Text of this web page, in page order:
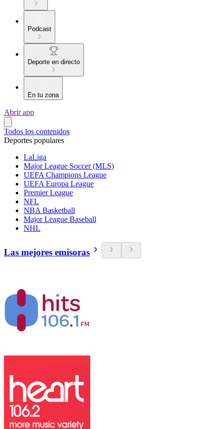
Podcast
Deporte en directo
En tu zona
Abrir app
Todos los contenidos
Deportes populares
LaLiga
Major League Soccer (MLS)
UEFA Champions League
UEFA Europa League
Premier League
NFL
NBA Basketball
Major League Baseball
NHL
Las mejores emisoras